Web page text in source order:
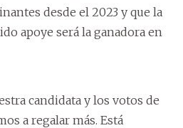
desde el 2023 y que la
apoye será la ganadora en
candidata y los votos de
a regalar más. Está